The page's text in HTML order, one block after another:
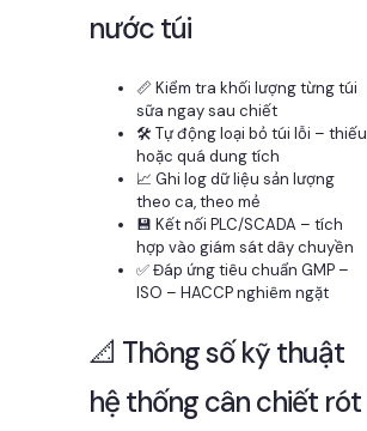
nước túi
📏 Kiểm tra khối lượng từng túi
sữa ngay sau chiết
🛠 Tự động loại bỏ túi lỗi – thiếu
hoặc quá dung tích
📈 Ghi log dữ liệu sản lượng
theo ca, theo mẻ
💾 Kết nối PLC/SCADA – tích
hợp vào giám sát dây chuyền
✅ Đáp ứng tiêu chuẩn GMP –
ISO – HACCP nghiêm ngặt
📐 Thông số kỹ thuật
hệ thống cân chiết rót